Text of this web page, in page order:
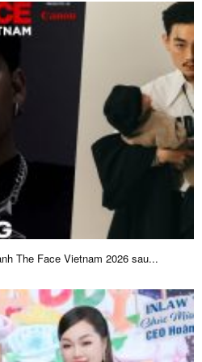
The Face Vietnam 2026 sau...